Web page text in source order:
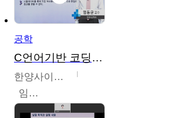
공학
C언어기반 코딩교육
한양사이버대학교
임동균